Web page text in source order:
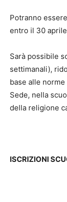
Potranno
entro il 30
Sarà possibile
settimanali),
base alle
Sede, nella
della religione
ISCRIZIONI